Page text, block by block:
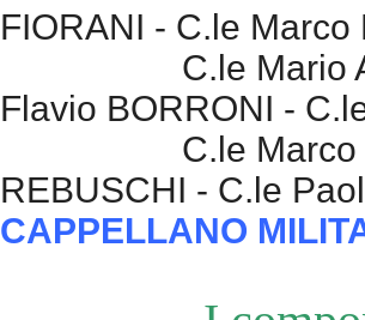
FIORANI - C.le Marco
C.le Mario
Flavio BORRONI -
C.le Marco
REBUSCHI - C.le
CAPPELLANO